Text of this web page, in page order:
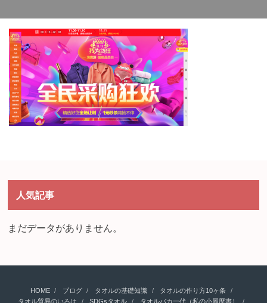
人気記事
まだデータがありません。
HOME ブログ タオルの基礎知識
タオルの作り方10ヶ条
タオル貿易のいろは
SDGsタオル タオルバカ一代（私の小履歴書）